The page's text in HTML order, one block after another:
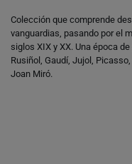
Colección que comprende
vanguardias, pasando por el
siglos XIX y XX. Una época
Rusiñol, Gaudí, Jujol,
Joan Miró.